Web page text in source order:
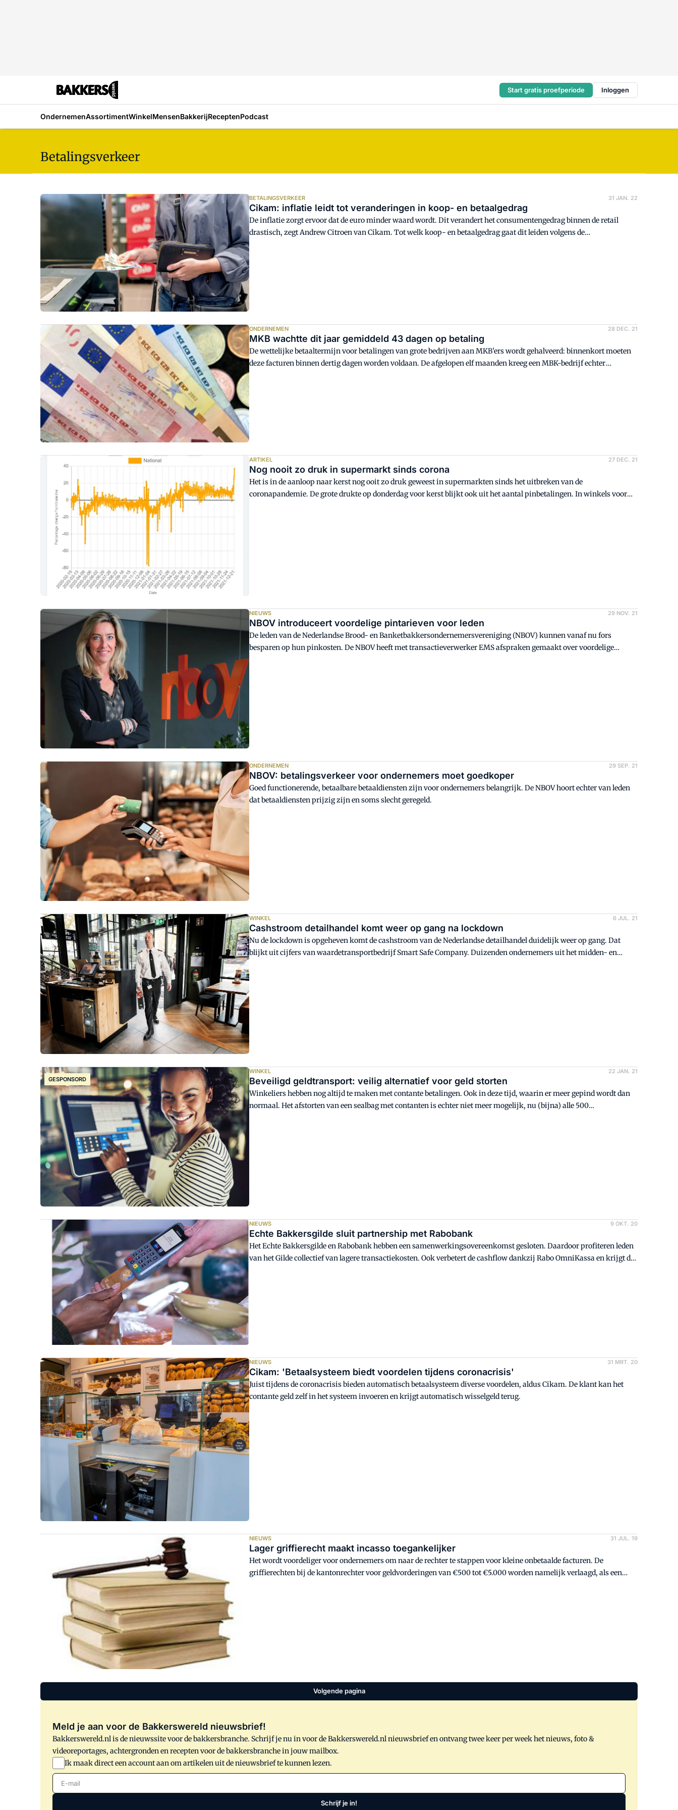
Start gratis proefperiode Inloggen
OndernemenAssortimentWinkelMensenBakkerijReceptenPodcast
Betalingsverkeer
BETALINGSVERKEER 31 JAN. 22
Cikam: inflatie leidt tot veranderingen in koop- en betaalgedrag
De inflatie zorgt ervoor dat de euro minder waard wordt. Dit verandert het consumentengedrag binnen de retail
drastisch, zegt Andrew Citroen van Cikam. Tot welk koop- en betaalgedrag gaat dit leiden volgens de
ONDERNEMEN 28 DEC. 21
MKB wachtte dit jaar gemiddeld 43 dagen op betaling
De wettelijke betaaltermijn voor betalingen van grote bedrijven aan MKB'ers wordt gehalveerd: binnenkort moeten
deze facturen binnen dertig dagen worden voldaan. De afgelopen elf maanden kreeg een MBK-bedrijf echter
ARTIKEL 27 DEC. 21
Nog nooit zo druk in supermarkt sinds corona
Het is in de aanloop naar kerst nog ooit zo druk geweest in supermarkten sinds het uitbreken van de
coronapandemie. De grote drukte op donderdag voor kerst blijkt ook uit het aantal pinbetalingen. In winkels voor
NIEUWS 29 NOV. 21
NBOV introduceert voordelige pintarieven voor leden
De leden van de Nederlandse Brood- en Banketbakkersondernemersvereniging (NBOV) kunnen vanaf nu fors
besparen op hun pinkosten. De NBOV heeft met transactieverwerker EMS afspraken gemaakt over voordelige
ONDERNEMEN 29 SEP. 21
NBOV: betalingsverkeer voor ondernemers moet goedkoper
Goed functionerende, betaalbare betaaldiensten zijn voor ondernemers belangrijk. De NBOV hoort echter van leden
dat betaaldiensten prijzig zijn en soms slecht geregeld.
WINKEL 6 JUL. 21
Cashstroom detailhandel komt weer op gang na lockdown
Nu de lockdown is opgeheven komt de cashstroom van de Nederlandse detailhandel duidelijk weer op gang. Dat
blijkt uit cijfers van waardetransportbedrijf Smart Safe Company. Duizenden ondernemers uit het midden- en
GESPONSORD
WINKEL 22 JAN. 21
Beveiligd geldtransport: veilig alternatief voor geld storten
Winkeliers hebben nog altijd te maken met contante betalingen. Ook in deze tijd, waarin er meer gepind wordt dan
normaal. Het afstorten van een sealbag met contanten is echter niet meer mogelijk, nu (bijna) alle 500
NIEUWS 9 OKT. 20
Echte Bakkersgilde sluit partnership met Rabobank
Het Echte Bakkersgilde en Rabobank hebben een samenwerkingsovereenkomst gesloten. Daardoor profiteren leden
van het Gilde collectief van lagere transactiekosten. Ook verbetert de cashflow dankzij Rabo OmniKassa en krijgt de
NIEUWS 31 MRT. 20
Cikam: 'Betaalsysteem biedt voordelen tijdens coronacrisis'
Juist tijdens de coronacrisis bieden automatisch betaalsysteem diverse voordelen, aldus Cikam. De klant kan het
contante geld zelf in het systeem invoeren en krijgt automatisch wisselgeld terug.
NIEUWS 31 JUL. 19
Lager griffierecht maakt incasso toegankelijker
Het wordt voordeliger voor ondernemers om naar de rechter te stappen voor kleine onbetaalde facturen. De
griffierechten bij de kantonrechter voor geldvorderingen van €500 tot €5.000 worden namelijk verlaagd, als een
Volgende pagina
Meld je aan voor de Bakkerswereld nieuwsbrief!
Bakkerswereld.nl is de nieuwssite voor de bakkersbranche. Schrijf je nu in voor de Bakkerswereld.nl nieuwsbrief en ontvang twee keer per week het nieuws, foto &
videoreportages, achtergronden en recepten voor de bakkersbranche in jouw mailbox.
Ik maak direct een account aan om artikelen uit de nieuwsbrief te kunnen lezen.
E-mail
Schrijf je in!